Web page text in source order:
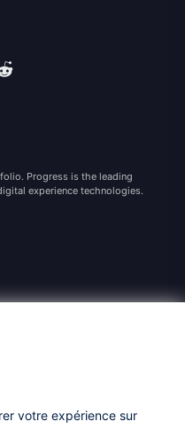
Progress is the leading
experience technologies.
Corporation and/or its
Reserved.
are trademarks or registered
votre expérience sur